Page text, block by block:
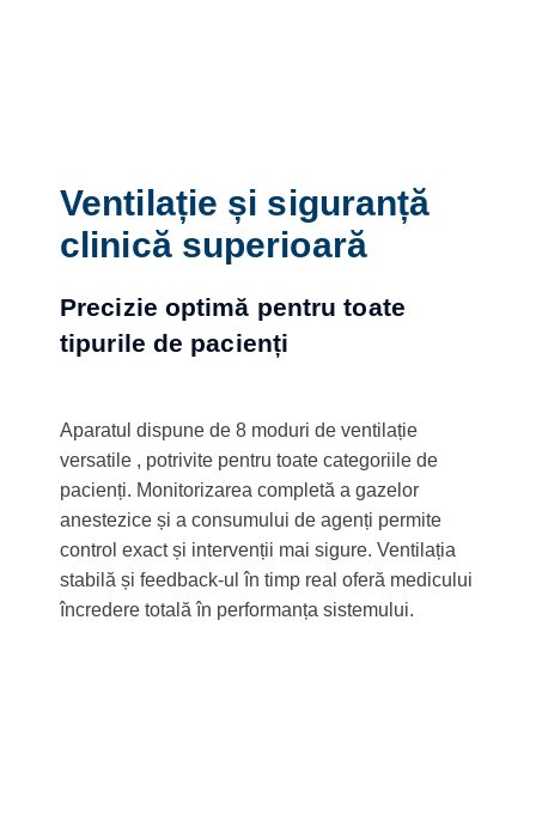
Ventilație și siguranță
clinică superioară
Precizie optimă pentru toate
tipurile de pacienți
Aparatul dispune de 8 moduri de ventilație
versatile , potrivite pentru toate categoriile de
pacienți. Monitorizarea completă a gazelor
anestezice și a consumului de agenți permite
control exact și intervenții mai sigure. Ventilația
stabilă și feedback-ul în timp real oferă medicului
încredere totală în performanța sistemului.